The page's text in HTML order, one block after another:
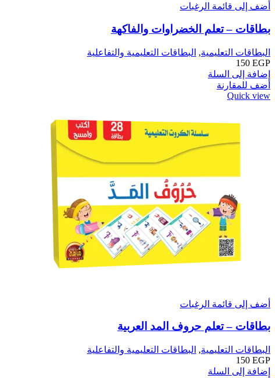
أضف إلى قائمة الرغبات
بطاقات – تعلم الخضراوات والفاكهة
البطاقات التعليمية, البطاقات التعليمية والتفاعلية
150 EGP
إضافة إلى السلة
أضف للمقارنة
Quick view
أضف إلى قائمة الرغبات
بطاقات – تعلم حروف المد العربية
البطاقات التعليمية, البطاقات التعليمية والتفاعلية
150 EGP
إضافة إلى السلة